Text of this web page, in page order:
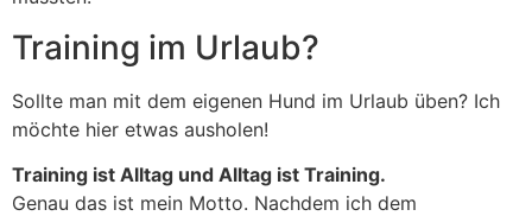
Training im Urlaub?
Sollte man mit dem eigenen Hund im Urlaub üben? Ich
möchte hier etwas ausholen!
Training ist Alltag und Alltag ist Training.
Genau das ist mein Motto. Nachdem ich dem